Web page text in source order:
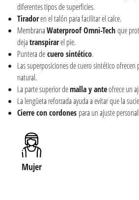
diferentes tipos de superficies.
Tiradoren el talón para facilitar el calce.
MembranaWaterproof Omni-Techque
dejatranspirarel pie.
Puntera decuero sintético.
Las superposiciones de cuero sintético
natural.
La parte superior demalla y anteofrece un
La lengüeta reforzada ayuda a evitar que la
Cierre con cordones para un ajuste
Mujer